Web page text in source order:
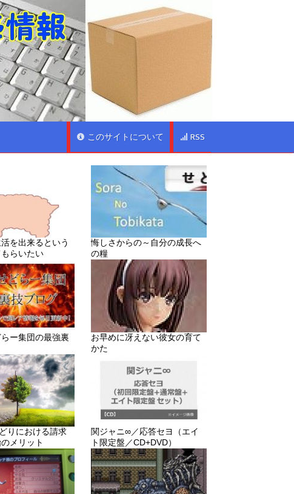
このサイトについて RSS
を出来るという
らいたい
悔しさからの～自分の成長へ
の糧
らー集団の最強裏
お早めに冴えない彼女の育て
かた
りにおける請求
メリット
関ジャニ∞／応答セヨ（エイ
ト限定盤／CD+DVD）